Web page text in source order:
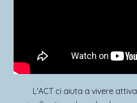
L'ACT ci aiuta a vivere